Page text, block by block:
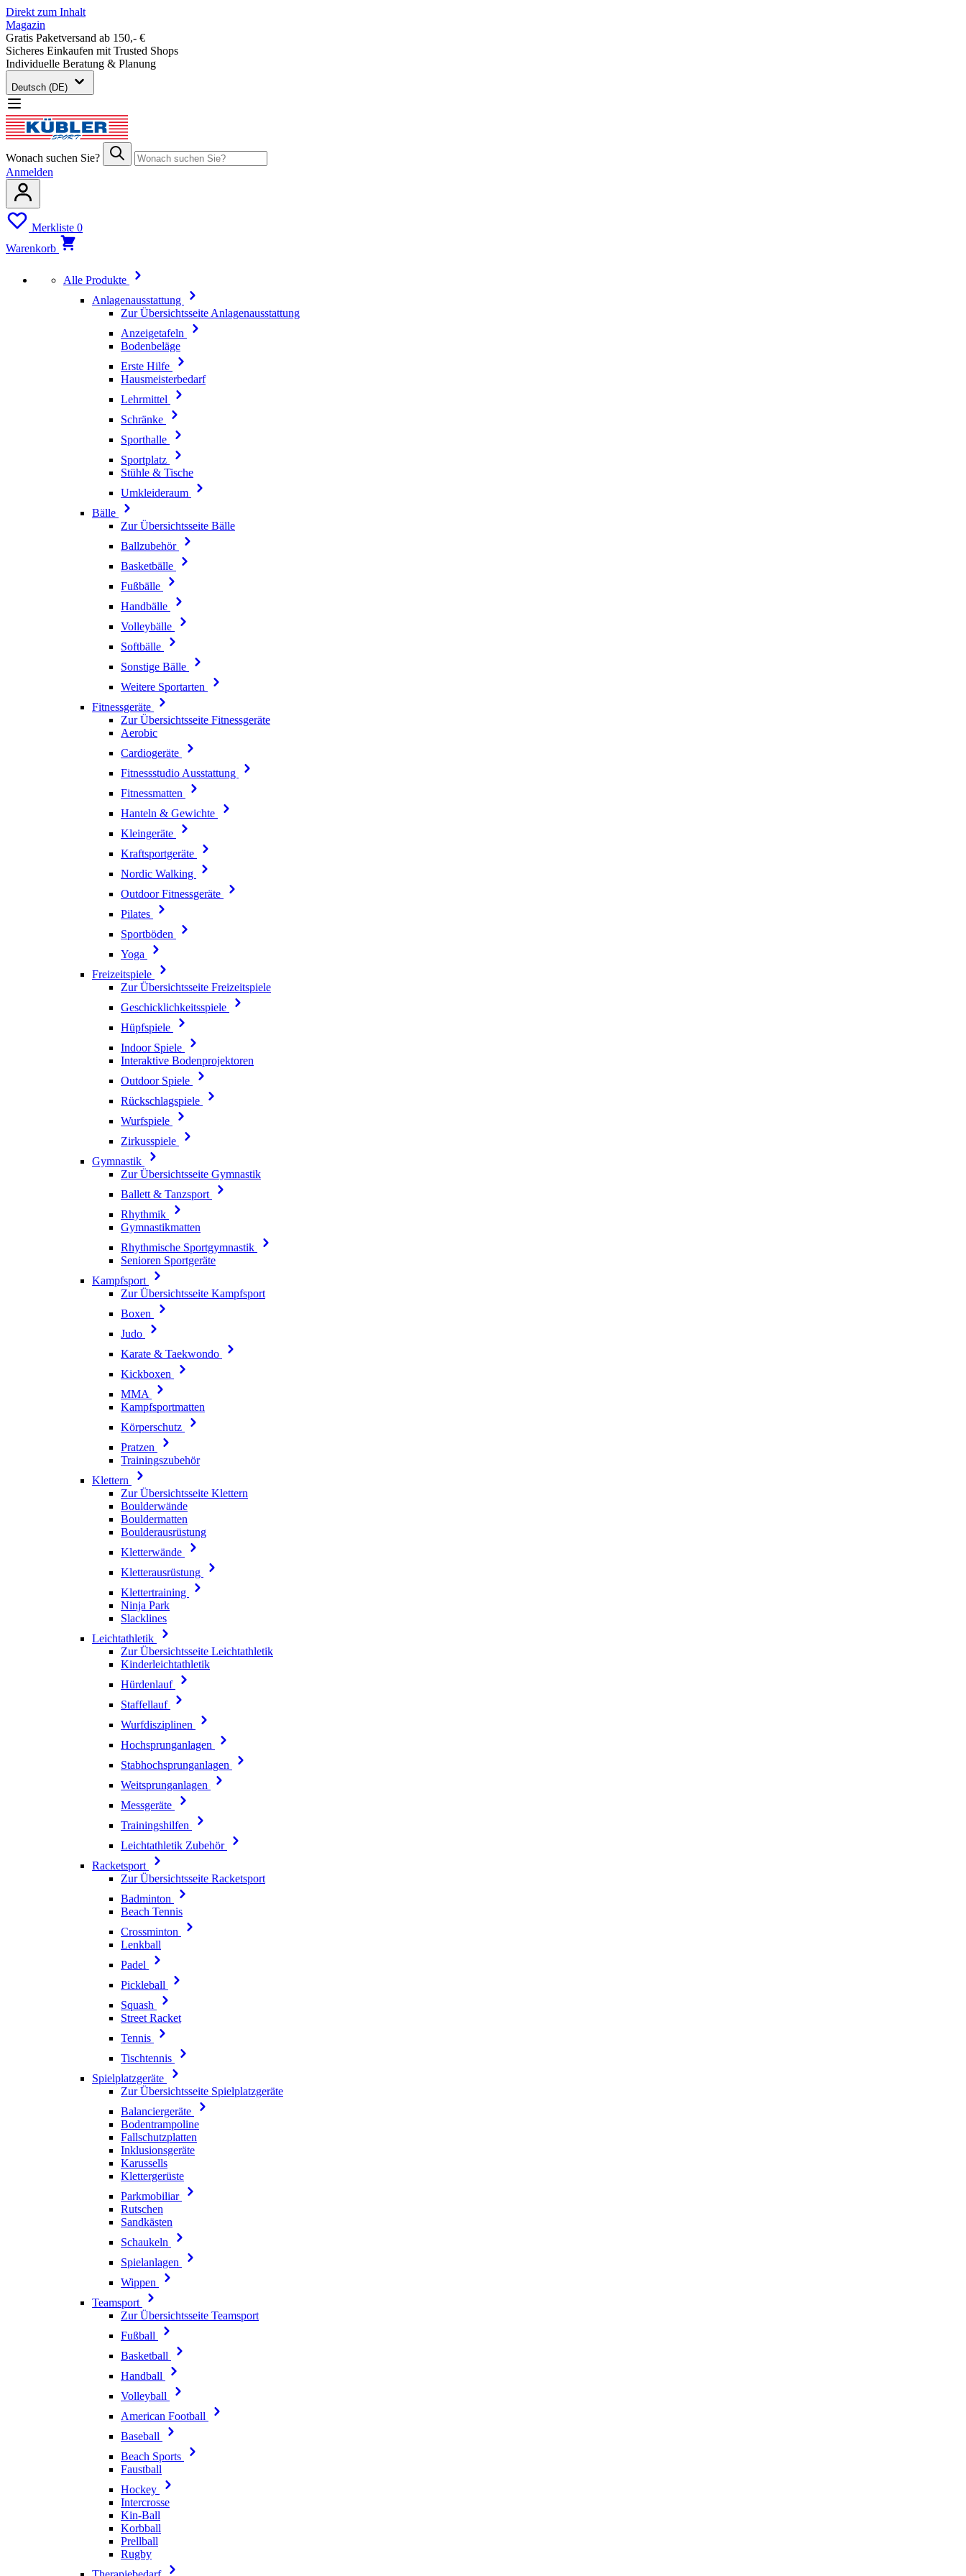
Direkt zum Inhalt
Magazin
Gratis Paketversand ab 150,- €
Sicheres Einkaufen mit Trusted Shops
Individuelle Beratung & Planung
Deutsch (DE)
Wonach suchen Sie?
Anmelden
Merkliste 0
Warenkorb
Alle Produkte
Anlagenausstattung
Zur Übersichtsseite Anlagenausstattung
Anzeigetafeln
Bodenbeläge
Erste Hilfe
Hausmeisterbedarf
Lehrmittel
Schränke
Sporthalle
Sportplatz
Stühle & Tische
Umkleideraum
Bälle
Zur Übersichtsseite Bälle
Ballzubehör
Basketbälle
Fußbälle
Handbälle
Volleybälle
Softbälle
Sonstige Bälle
Weitere Sportarten
Fitnessgeräte
Zur Übersichtsseite Fitnessgeräte
Aerobic
Cardiogeräte
Fitnessstudio Ausstattung
Fitnessmatten
Hanteln & Gewichte
Kleingeräte
Kraftsportgeräte
Nordic Walking
Outdoor Fitnessgeräte
Pilates
Sportböden
Yoga
Freizeitspiele
Zur Übersichtsseite Freizeitspiele
Geschicklichkeitsspiele
Hüpfspiele
Indoor Spiele
Interaktive Bodenprojektoren
Outdoor Spiele
Rückschlagspiele
Wurfspiele
Zirkusspiele
Gymnastik
Zur Übersichtsseite Gymnastik
Ballett & Tanzsport
Rhythmik
Gymnastikmatten
Rhythmische Sportgymnastik
Senioren Sportgeräte
Kampfsport
Zur Übersichtsseite Kampfsport
Boxen
Judo
Karate & Taekwondo
Kickboxen
MMA
Kampfsportmatten
Körperschutz
Pratzen
Trainingszubehör
Klettern
Zur Übersichtsseite Klettern
Boulderwände
Bouldermatten
Boulderausrüstung
Kletterwände
Kletterausrüstung
Klettertraining
Ninja Park
Slacklines
Leichtathletik
Zur Übersichtsseite Leichtathletik
Kinderleichtathletik
Hürdenlauf
Staffellauf
Wurfdisziplinen
Hochsprunganlagen
Stabhochsprunganlagen
Weitsprunganlagen
Messgeräte
Trainingshilfen
Leichtathletik Zubehör
Racketsport
Zur Übersichtsseite Racketsport
Badminton
Beach Tennis
Crossminton
Lenkball
Padel
Pickleball
Squash
Street Racket
Tennis
Tischtennis
Spielplatzgeräte
Zur Übersichtsseite Spielplatzgeräte
Balanciergeräte
Bodentrampoline
Fallschutzplatten
Inklusionsgeräte
Karussells
Klettergerüste
Parkmobiliar
Rutschen
Sandkästen
Schaukeln
Spielanlagen
Wippen
Teamsport
Zur Übersichtsseite Teamsport
Fußball
Basketball
Handball
Volleyball
American Football
Baseball
Beach Sports
Faustball
Hockey
Intercrosse
Kin-Ball
Korbball
Prellball
Rugby